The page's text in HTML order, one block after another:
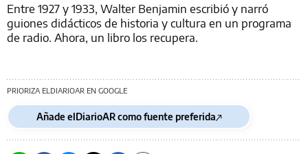
Entre 1927 y 1933, Walter Benjamin escribió y narró
guiones didácticos de historia y cultura en un programa
de radio. Ahora, un libro los recupera.
PRIORIZA ELDIARIOAR EN GOOGLE
Añade elDiarioAR como fuente preferida